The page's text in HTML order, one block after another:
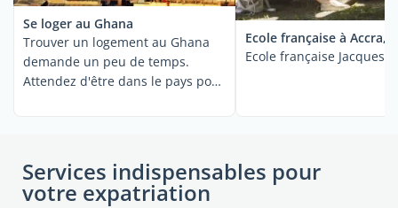
Se loger au Ghana
Trouver un logement au Ghana
demande un peu de temps.
Attendez d'être dans le pays pour
Ecole française à Accra,
Ecole française Jacques-
Services indispensables pour
votre expatriation